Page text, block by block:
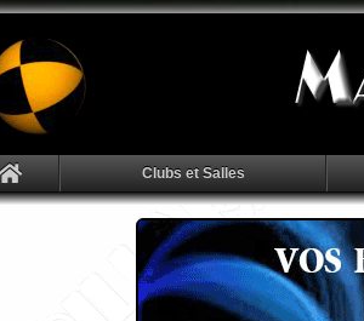
Clubs et Salles